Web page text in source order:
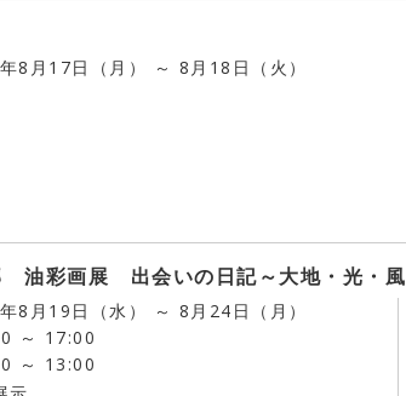
8月17日（月） ～ 8月18日（火）
油彩画展 出会いの日記～大地・光・風
8月19日（水） ～ 8月24日（月）
～ 17:00
～ 13:00